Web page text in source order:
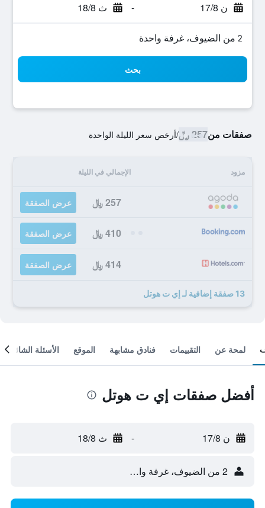
ن 17/8 - ث 18/8
2 من الضيوف، غرفة واحدة
بحث
صفقات من257 ﷼ /أرخص سعر الليلة الواحدة
مزود الإجمالي في الليلة
257 ﷼ عرض الصفقة
410 ﷼ عرض الصفقة
414 ﷼ عرض الصفقة
13 صفقة إضافية لـ إي ت هوتل
لمحة عن التقييمات فنادق مشابهة الموقع الأسئلة الشائعة
أفضل صفقات إي ت هوتل
ن 17/8 - ث 18/8
2 من الضيوف، غرفة واحدة